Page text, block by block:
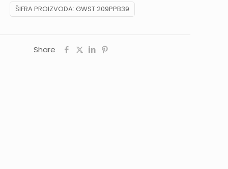
ŠIFRA PROIZVODA: GWST 209PPB39
Share